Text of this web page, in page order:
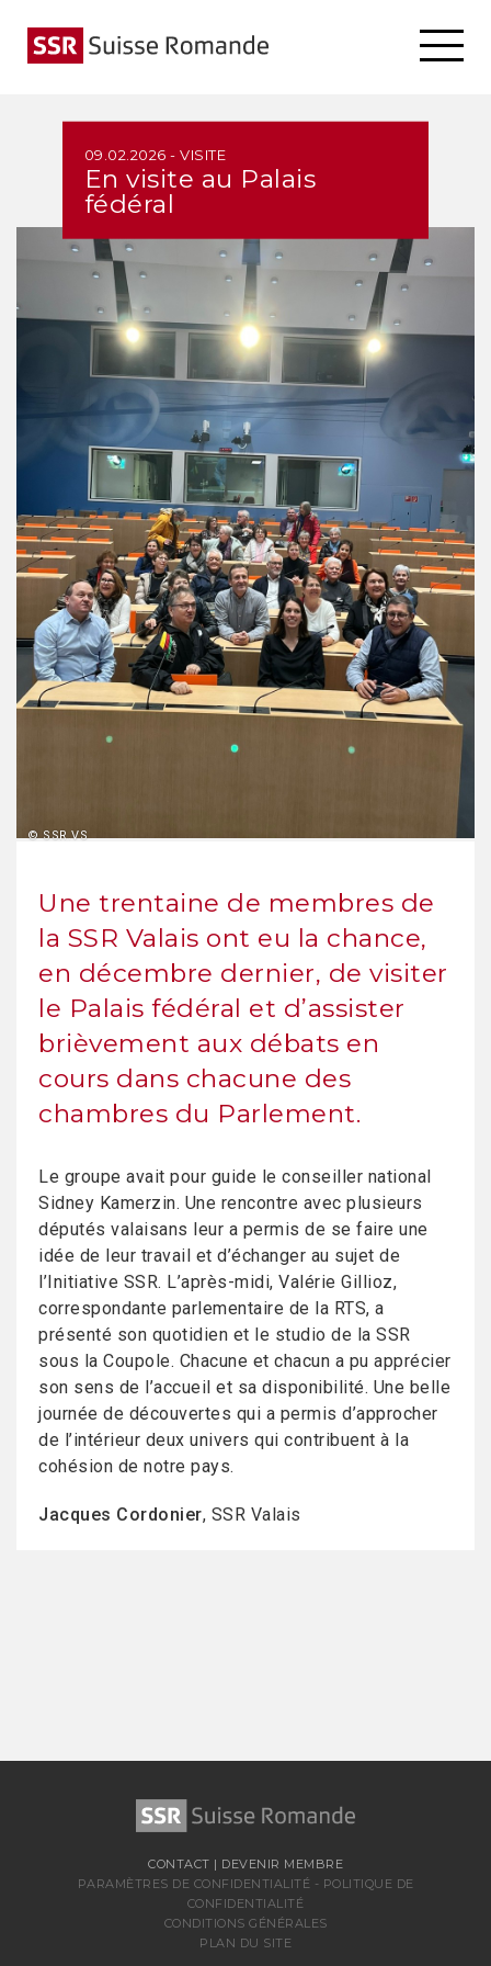
09.02.2026 - VISITE
En visite au Palais
fédéral
© SSR.VS
Une trentaine de membres de
la SSR Valais ont eu la chance,
en décembre dernier, de visiter
le Palais fédéral et d’assister
brièvement aux débats en
cours dans chacune des
chambres du Parlement.
Le groupe avait pour guide le conseiller national
Sidney Kamerzin. Une rencontre avec plusieurs
députés valaisans leur a permis de se faire une
idée de leur travail et d’échanger au sujet de
l’Initiative SSR. L’après-midi, Valérie Gillioz,
correspondante parlementaire de la RTS, a
présenté son quotidien et le studio de la SSR
sous la Coupole. Chacune et chacun a pu apprécier
son sens de l’accueil et sa disponibilité. Une belle
journée de découvertes qui a permis d’approcher
de l’intérieur deux univers qui contribuent à la
cohésion de notre pays.
Jacques Cordonier, SSR Valais
CONTACT | DEVENIR MEMBRE
PARAMÈTRES DE CONFIDENTIALITÉ - POLITIQUE DE
CONFIDENTIALITÉ
CONDITIONS GÉNÉRALES
PLAN DU SITE